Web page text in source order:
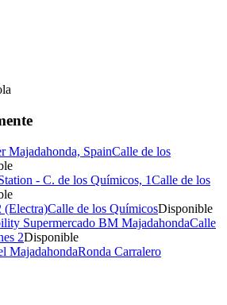
Majadahonda, SpainCalle de los
- C. de los Químicos, 1Calle de los
(Electra)Calle de los QuímicosDisponible
Supermercado BM MajadahondaCalle
2Disponible
MajadahondaRonda Carralero